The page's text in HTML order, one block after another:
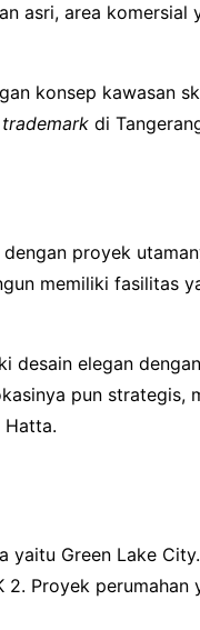
asri, area komersial
konsep kawasan
trademark di
proyek
memiliki fasilitas
desain elegan
pun strategis,
Hatta.
yaitu Green Lake
Proyek